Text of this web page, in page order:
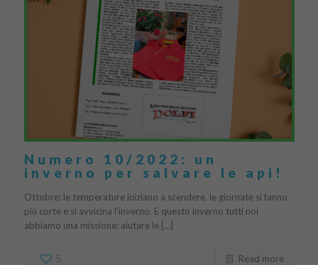
Numero 10/2022: un
inverno per salvare le api!
Ottobre: le temperature iniziano a scendere, le giornate si fanno
più corte e si avvicina l’inverno. E questo inverno tutti noi
abbiamo una missione: aiutare le […]
5 Read more